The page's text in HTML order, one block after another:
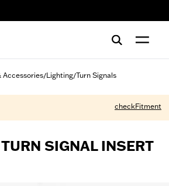
Accessories/Lighting/Turn Signals
checkFitment
SIGNAL INSERT